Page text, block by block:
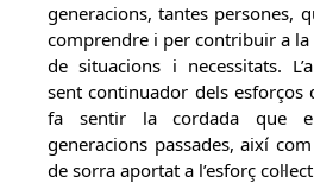
generacions, tantes persones,
comprendre i per contribuir a
de situacions i necessitats.
sent continuador dels esforços
fa sentir la cordada que
generacions passades, així
de sorra aportat a l’esforç